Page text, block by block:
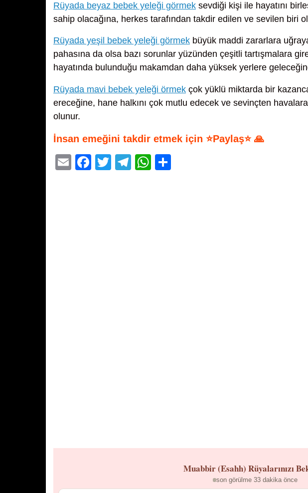
Rüyada beyaz bebek yeleği görmek sevdiği kişi ile hayatını
sahip olacağına, herkes tarafından takdir edilen ve sevilen biri
Rüyada yeşil bebek yeleği görmek büyük maddi zararlara
pahasına da olsa bazı sorunlar yüzünden çeşitli tartışmalara
hayatında bulunduğu makamdan daha yüksek yerlere
Rüyada mavi bebek yeleği örmek çok yüklü miktarda bir
ereceğine, hane halkını çok mutlu edecek ve sevinçten
olunur.
İnsan emeğini takdir etmek için ⭐Paylaş⭐ 🙏
E
F
T
T
W
Muabbir (Esahh) Rüyalarınızı
son görülme 33 dakika önce